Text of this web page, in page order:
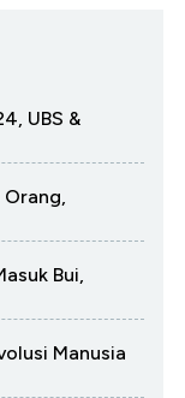
UBS &
Orang,
Bui,
Manusia